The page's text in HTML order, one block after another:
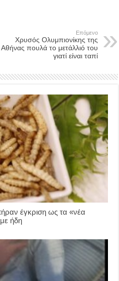
Επόμενο
Χρυσός Ολυμπιονίκης της
Αθήνας πουλά το μετάλλιό του
γιατί είναι ταπί
έγκριση ως τα «νέα
ήδη